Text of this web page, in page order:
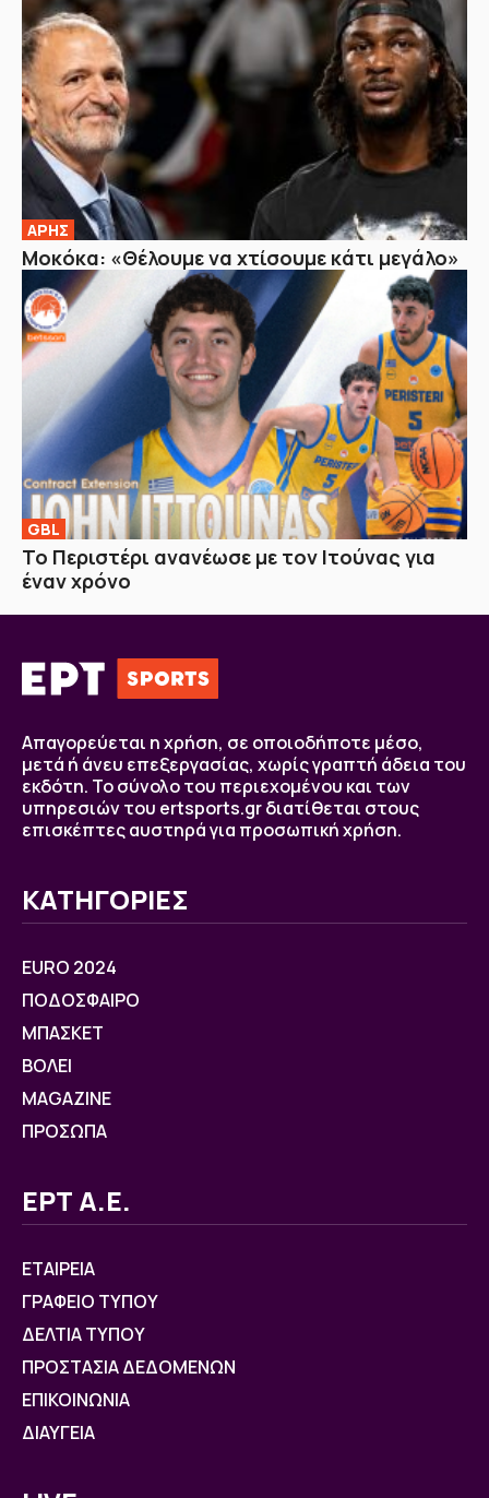
ΑΡΗΣ
Μοκόκα: «Θέλουμε να χτίσουμε κάτι μεγάλο»
GBL
Το Περιστέρι ανανέωσε με τον Ιτούνας για
έναν χρόνο
Απαγορεύεται η χρήση, σε οποιοδήποτε μέσο,
μετά ή άνευ επεξεργασίας, χωρίς γραπτή άδεια του
εκδότη. Το σύνολο του περιεχομένου και των
υπηρεσιών του ertsports.gr διατίθεται στους
επισκέπτες αυστηρά για προσωπική χρήση.
ΚΑΤΗΓΟΡΙΕΣ
EURO 2024
ΠΟΔΟΣΦΑΙΡΟ
ΜΠΑΣΚΕΤ
ΒOΛΕΙ
MAGAZINE
ΠΡΟΣΩΠΑ
ΕΡΤ Α.Ε.
ΕΤΑΙΡΕΙΑ
ΓΡΑΦΕΙΟ ΤΥΠΟΥ
ΔΕΛΤΙΑ ΤΥΠΟΥ
ΠΡΟΣΤΑΣΙΑ ΔΕΔΟΜΕΝΩΝ
ΕΠΙΚΟΙΝΩΝΙΑ
ΔΙΑΥΓΕΙΑ